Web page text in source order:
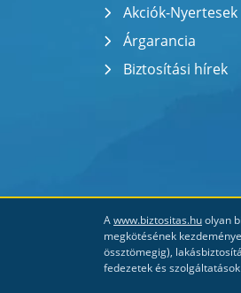
Akciók-Nyertesek
Árgarancia
Biztosítási hírek
Awww.biztositas.huolyan
megkötésének
össztömegig),
fedezetek és